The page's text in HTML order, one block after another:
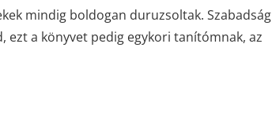
mindig boldogan duruzsoltak. Szabadság
a könyvet pedig egykori tanítómnak, az